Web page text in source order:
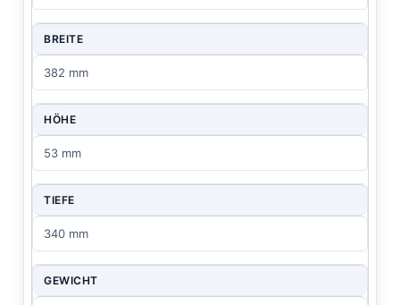
BREITE
382 mm
HÖHE
53 mm
TIEFE
340 mm
GEWICHT